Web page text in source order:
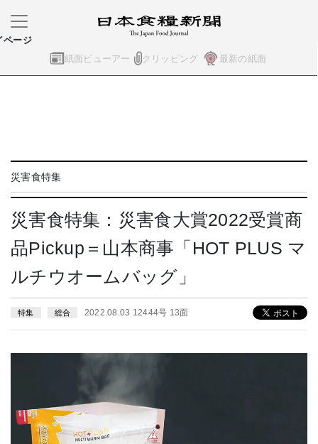
紙面ビューアー クリッピング 最新の紙面
ページ
災害食特集
災害食特集：災害食大賞2022受賞商
品Pickup＝山本商事「HOT PLUS マ
ルチウオームバッグ」
特集 総合 2022.08.03 12444号 13面